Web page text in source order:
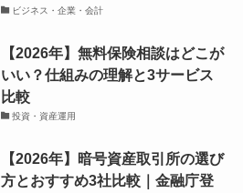
ビジネス・企業・会計
【2026年】無料保険相談はどこが
いい？仕組みの理解と3サービス
比較
投資・資産運用
【2026年】暗号資産取引所の選び
方とおすすめ3社比較｜金融庁登